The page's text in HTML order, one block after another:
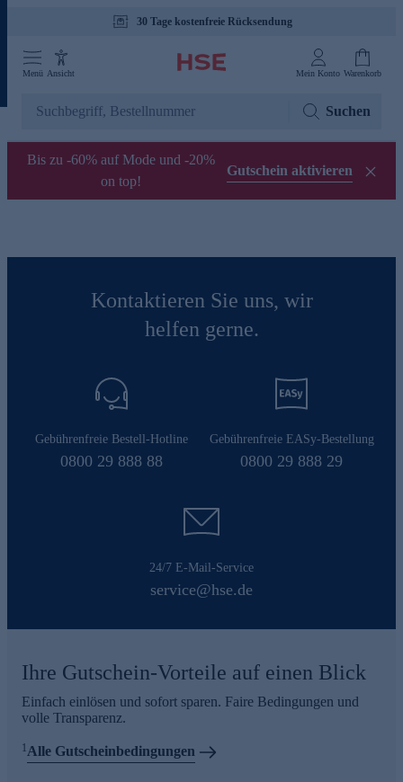
30 Tage kostenfreie Rücksendung
Menü Ansicht Mein Konto Warenkorb
Suchen
Bis zu -60% auf Mode und -20%
on top!
Gutschein aktivieren
Kontaktieren Sie uns, wir
helfen gerne.
Gebührenfreie Bestell-Hotline
0800 29 888 88
Gebührenfreie EASy-Bestellung
0800 29 888 29
24/7 E-Mail-Service
service@hse.de
Ihre Gutschein-Vorteile auf einen Blick
Einfach einlösen und sofort sparen. Faire Bedingungen und
volle Transparenz.
1Alle Gutscheinbedingungen